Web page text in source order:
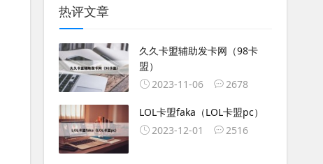
热评文章
久久卡盟辅助发卡网（98卡
盟）
2023-11-06
2678
LOL卡盟faka（LOL卡盟pc）
2023-12-01
2516